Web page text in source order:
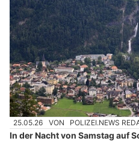
25.05.26 VON POLIZEI.NEWS
In der Nacht von Samstag auf